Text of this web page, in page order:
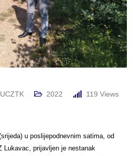
2022 119 Views
u poslijepodnevnim satima, od
Lukavac, prijavljen je nestanak